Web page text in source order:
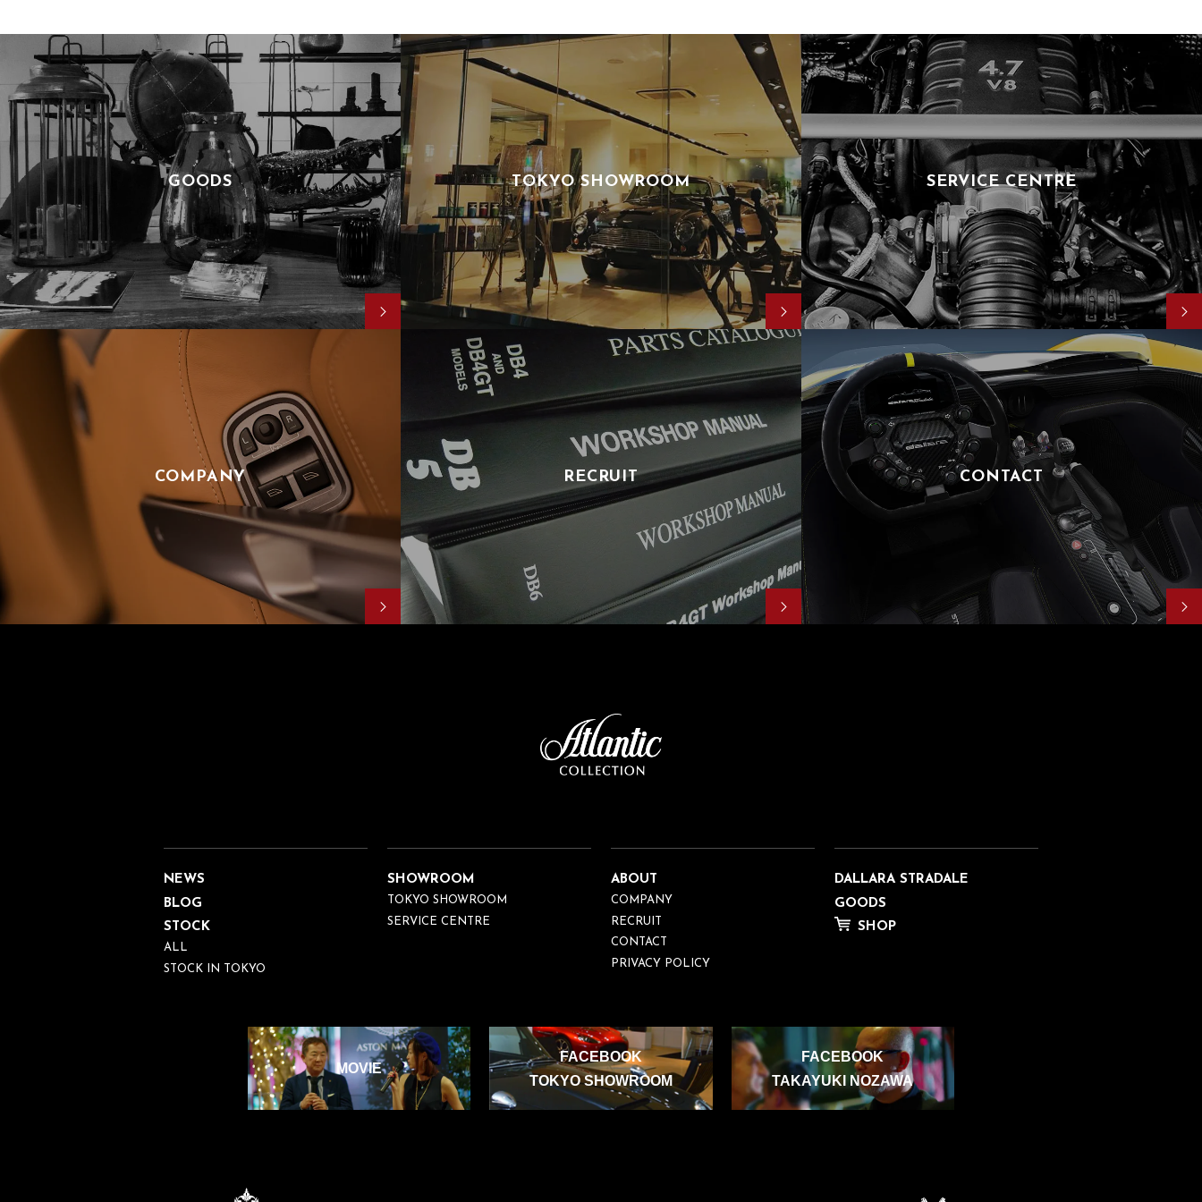
GOODS TOKYO SHOWROOM SERVICE CENTRE
COMPANY RECRUIT CONTACT
NEWS
BLOG
STOCK
ALL
STOCK IN TOKYO
SHOWROOM
TOKYO SHOWROOM
SERVICE CENTRE
ABOUT
COMPANY
RECRUIT
CONTACT
PRIVACY POLICY
DALLARA STRADALE
GOODS
SHOP
MOVIE
FACEBOOK
TOKYO SHOWROOM
FACEBOOK
TAKAYUKI NOZAWA